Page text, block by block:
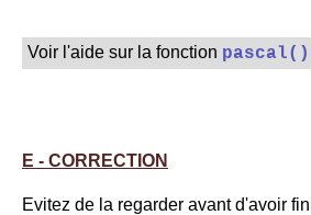
Voir l'aide sur la fonction pascal()
E - CORRECTION
Evitez de la regarder avant d'avoir